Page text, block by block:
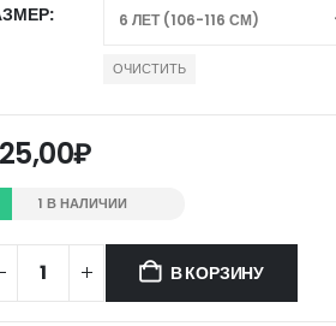
ОЧИСТИТЬ
₽
1 В НАЛИЧИИ
В КОРЗИНУ